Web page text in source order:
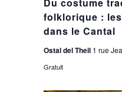
Du costume
folklorique :
dans le Cantal
Ostal del Theil 1 rue
Gratuit